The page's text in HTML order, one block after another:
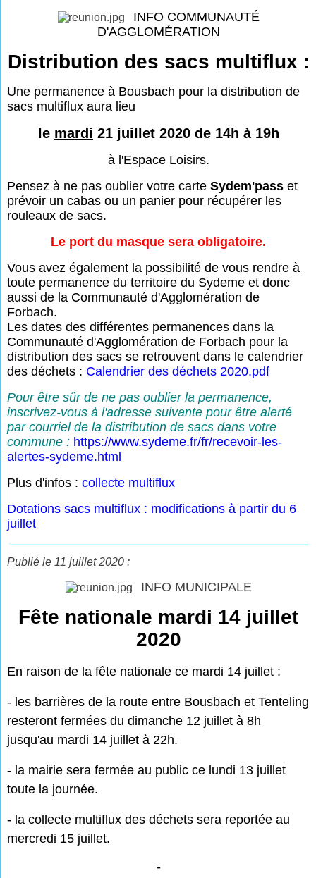
INFO COMMUNAUTÉ
D'AGGLOMÉRATION
Distribution des sacs multiflux :
Une permanence à Bousbach pour la distribution de
sacs multiflux aura lieu
le mardi 21 juillet 2020 de 14h à 19h
à l'Espace Loisirs.
Pensez à ne pas oublier votre carteSydem'pass et
prévoir un cabas ou un panier pour récupérer les
rouleaux de sacs.
Le port du masque sera obligatoire.
Vous avez également la possibilité de vous rendre à
toute permanence du territoire du Sydeme et donc
aussi de la Communauté d'Agglomération de
Forbach.
Les dates des différentes permanences dans la
Communauté d'Agglomération de Forbach pour la
distribution des sacs se retrouvent dans le calendrier
des déchets : Calendrier des déchets 2020.pdf
Pour être sûr de ne pas oublier la permanence,
inscrivez-vous à l'adresse suivante pour être alerté
par courriel de la distribution de sacs dans votre
commune : https://www.sydeme.fr/fr/recevoir-les-
alertes-sydeme.html
Plus d'infos : collecte multiflux
Dotations sacs multiflux : modifications à partir du 6
juillet
Publié le 11 juillet 2020 :
INFO MUNICIPALE
Fête nationale mardi 14 juillet
2020
En raison de la fête nationale ce mardi 14 juillet :
- les barrières de la route entre Bousbach et Tenteling
resteront fermées du dimanche 12 juillet à 8h
jusqu'au mardi 14 juillet à 22h.
- la mairie sera fermée au public ce lundi 13 juillet
toute la journée.
- la collecte multiflux des déchets sera reportée au
mercredi 15 juillet.
-